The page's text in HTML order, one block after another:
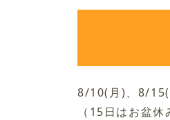
8/10(月)、8/15(
（15日はお盆